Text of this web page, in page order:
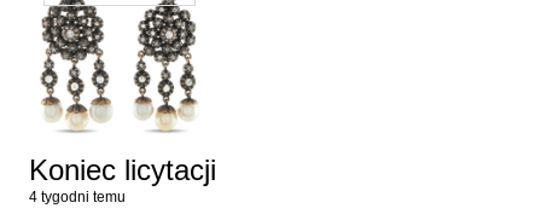
Koniec licytacji
4 tygodni temu